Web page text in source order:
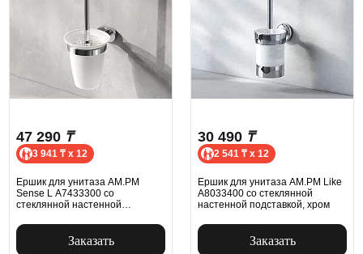
47 290 ₸
3 941 ₸ x 12
Ершик для унитаза AM.PM
Sense L A7433300 со
стеклянной настенной
Заказать
30 490 ₸
2 541 ₸ x 12
Ершик для унитаза AM.PM Like
A8033400 со стеклянной
настенной подставкой, хром
Заказать